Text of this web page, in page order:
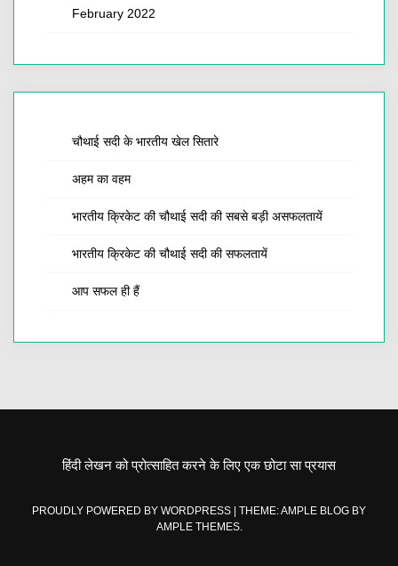
February 2022
चौथाई सदी के भारतीय खेल सितारे
अहम का वहम
भारतीय क्रिकेट की चौथाई सदी की सबसे बड़ी असफलतायें
भारतीय क्रिकेट की चौथाई सदी की सफलतायें
आप सफल ही हैं
हिंदी लेखन को प्रोत्साहित करने के लिए एक छोटा सा प्रयास
PROUDLY POWERED BY WORDPRESS
THEME: AMPLE BLOG BY
AMPLE THEMES.